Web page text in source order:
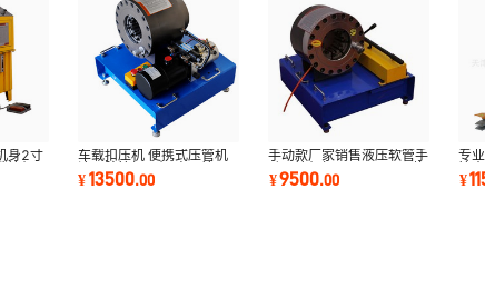
身2寸
机
车载扣压机 便携式压管机
液压胶管扣压机 高压管压
管机 压机
¥13500.00
手动款厂家销售液压软管手
动压管机扣压 6~51mm 橡
胶管锁管机
¥9500.00
专
管
1/
¥